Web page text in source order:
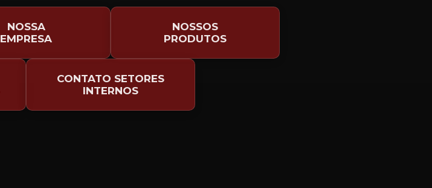
NOSSA
EMPRESA
NOSSOS
PRODUTOS
CONTATO SETORES
INTERNOS